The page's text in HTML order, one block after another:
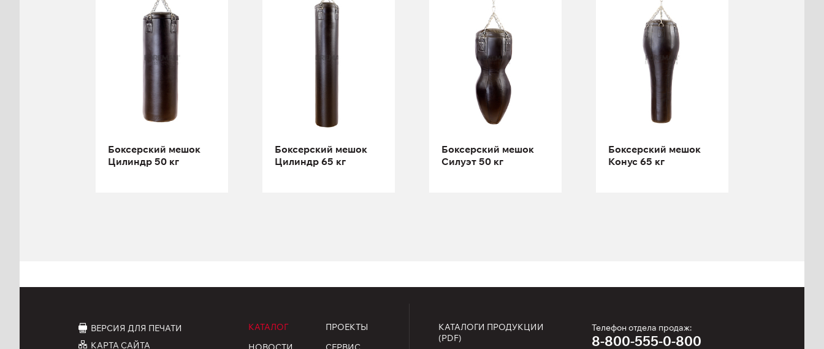
Боксерский мешок
Цилиндр 50 кг
Боксерский мешок
Цилиндр 65 кг
Боксерский мешок
Силуэт 50 кг
120 см
Боксерский мешок
Конус 65 кг
150 см
ВЕРСИЯ ДЛЯ ПЕЧАТИ
КАРТА САЙТА
КАТАЛОГ ПРОЕКТЫ КАТАЛОГИ ПРОДУКЦИИ
(PDF)
Телефон отдела продаж:
8-800-555-0-800